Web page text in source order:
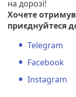
на дорозі!
Хочете
приєднуйтеся
Telegram
Facebook
Instagram